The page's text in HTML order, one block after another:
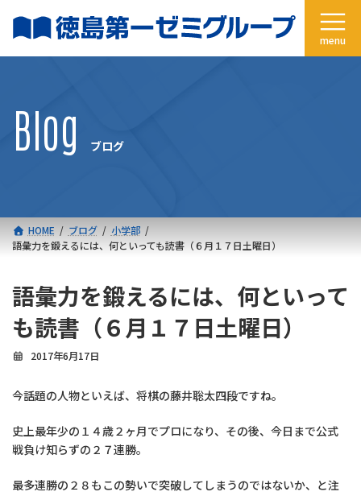
ン
ー
Blog ブログ
HOME ブログ
小学部
語彙力を鍛えるには、何といっても読書（６月１７日土曜日）
語彙力を鍛えるには、何といって
も読書（６月１７日土曜日）
2017年6月17日
今話題の人物といえば、将棋の藤井聡太四段ですね。
史上最年少の１４歳２ヶ月でプロになり、その後、今日まで公式
戦負け知らずの２７連勝。
最多連勝の２８もこの勢いで突破してしまうのではないか、と注